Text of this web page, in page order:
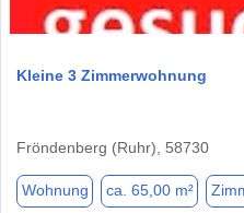
Kleine 3 Zimmerwohnung
Fröndenberg (Ruhr), 58730
Wohnung ca. 65,00 m²